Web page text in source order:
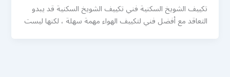
تكييف الشويخ السكنية فني تكييف الشويخ السكنية قد يبدو
التعاقد مع أفضل فني لتكييف الهواء مهمة سهلة ، لكنها ليست